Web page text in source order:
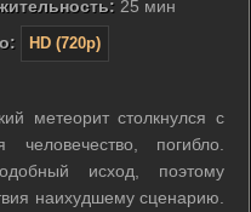
25 мин
HD (720p)
метеорит столкнулся с
погибло.
исход, поэтому
наихудшему сценарию.